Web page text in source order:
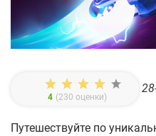
4 (230 оценки)
Путешествуйте по